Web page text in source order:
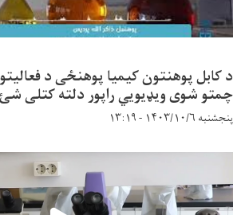
د کابل پوهنتون کیمیا پوهنځی د
چمتو شوی ویډیویي راپور دلته کتلی
پنجشنبه ۱۴۰۳/۱۰/۶ - ۱۳:۱۹